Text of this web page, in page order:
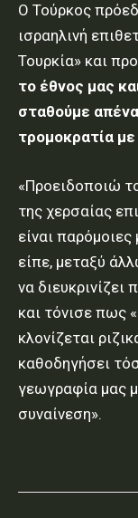
Ο Τούρκος
ισραηλινή
Τουρκία» και
το έθνος μας
σταθούμε
τρομοκρατία
«Προειδοποιώ
της χερσαίας
είναι
είπε, μεταξύ
να διευκρινίζει
και τόνισε πως
κλονίζεται
καθοδηγήσει
γεωγραφία μας
συναίνεση».